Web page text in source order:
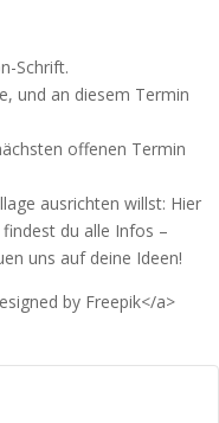
und an diesem Termin
offenen Termin
ausrichten willst: Hier
findest du alle Infos –
uns auf deine Ideen!
by Freepik</a>